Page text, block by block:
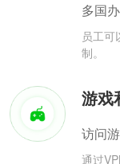
多国
员工可
制。
游戏
访问
通过